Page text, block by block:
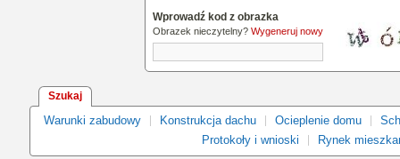
Wprowadź kod z obrazka
Obrazek nieczytelny? Wygeneruj nowy
Szukaj
Warunki zabudowy Konstrukcja dachu Ocieplenie domu
Protokoły i wnioski
Rynek